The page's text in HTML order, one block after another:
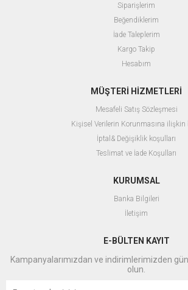
Siparişlerim
Beğendiklerim
İade Taleplerim
Kargo Takip
Hesabım
MÜŞTERİ HİZMETLERİ
Mesafeli Satış Sözleşmesi
Kişisel Verilerin Korunmasına ilişkin
İptal& Değişiklik koşulları
Teslimat ve İade Koşulları
KURUMSAL
Banka Bilgileri
İletişim
E-BÜLTEN KAYIT
Kampanyalarımızdan ve indirimlerimizden
olun.